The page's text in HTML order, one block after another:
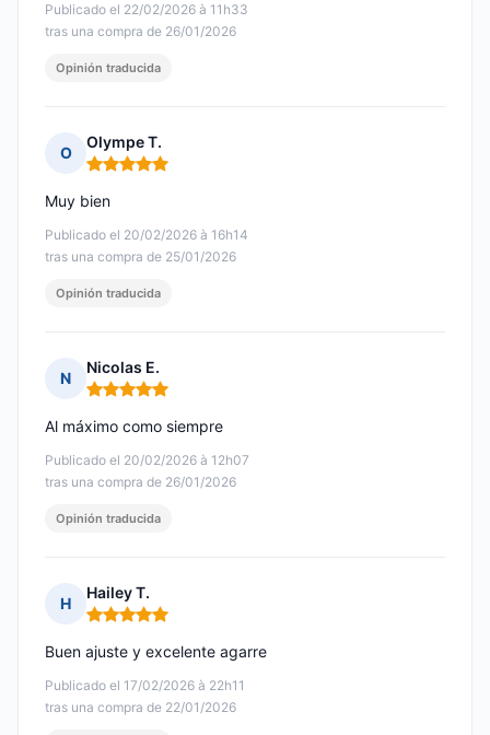
Publicado el 22/02/2026 à 11h33
tras una compra de 26/01/2026
Opinión traducida
O
Olympe T.
Nota: 5 de 5
Publicado el 20/02/2026 à 16h14
tras una compra de 25/01/2026
Muy bien
Opinión traducida
N
Nicolas E.
Nota: 5 de 5
Publicado el 20/02/2026 à 12h07
tras una compra de 26/01/2026
Al máximo como siempre
Opinión traducida
H
Hailey T.
Nota: 5 de 5
Publicado el 17/02/2026 à 22h11
tras una compra de 22/01/2026
Buen ajuste y excelente agarre